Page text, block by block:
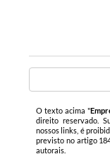
O texto acima "
direito reservado.
nossos links, é
previsto no artigo
autorais